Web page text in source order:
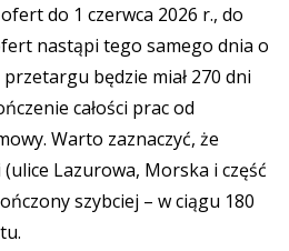
do 1 czerwca 2026 r., do
nastąpi tego samego dnia o
będzie miał 270 dni
całości prac od
Warto zaznaczyć, że
Lazurowa, Morska i część
szybciej – w ciągu 180